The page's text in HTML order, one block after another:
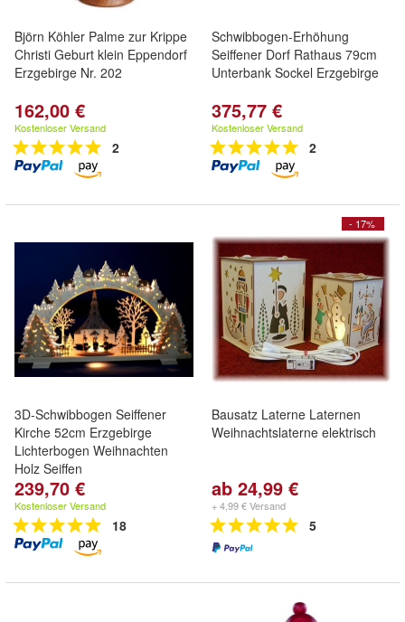
Björn Köhler Palme zur Krippe
Christi Geburt klein Eppendorf
Erzgebirge Nr. 202
162,00 €
Kostenloser Versand
2
Schwibbogen-Erhöhung
Seiffener Dorf Rathaus 79cm
Unterbank Sockel Erzgebirge
375,77 €
Kostenloser Versand
2
3D-Schwibbogen Seiffener
Kirche 52cm Erzgebirge
Lichterbogen Weihnachten
Holz Seiffen
239,70 €
Kostenloser Versand
18
- 17%
Bausatz Laterne Laternen
Weihnachtslaterne elektrisch
ab 24,99 €
+ 4,99 € Versand
5